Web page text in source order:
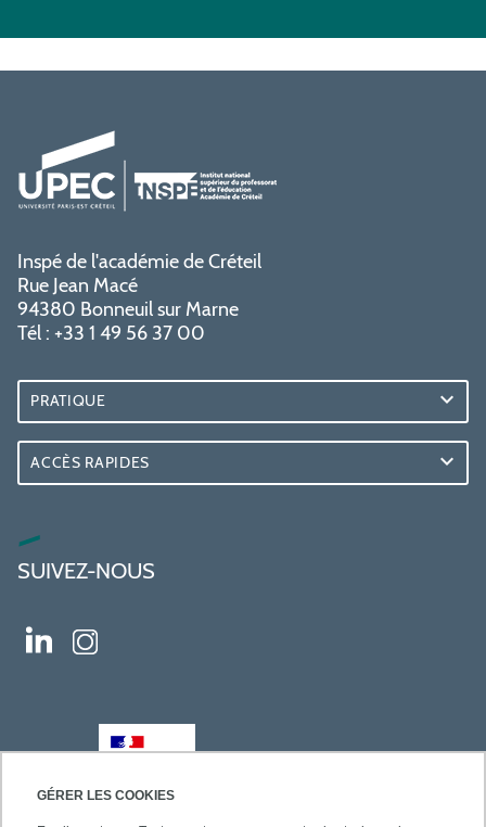
GÉRER LES COOKIES
Inspé de l'académie de Créteil
Rue Jean Macé
94380 Bonneuil sur Marne
Tél : +33 1 49 56 37 00
PRATIQUE
ACCÈS RAPIDES
SUIVEZ-NOUS